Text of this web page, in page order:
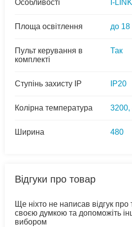
Особливості I-
Площа освітлення до 18
Пульт керування в
комплекті
Так
Ступінь захисту IP IP20
Колірна температура 3200,
Ширина 480
Відгуки про товар
Ще ніхто не написав відгук про
своєю думкою та допоможіть
вибором